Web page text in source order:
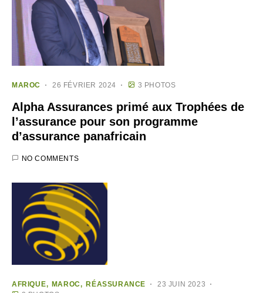
MAROC 26 FÉVRIER 2024 3 PHOTOS
Alpha Assurances primé aux Trophées de
l’assurance pour son programme
d’assurance panafricain
NO COMMENTS
AFRIQUE MAROC RÉASSURANCE
23 JUIN 2023